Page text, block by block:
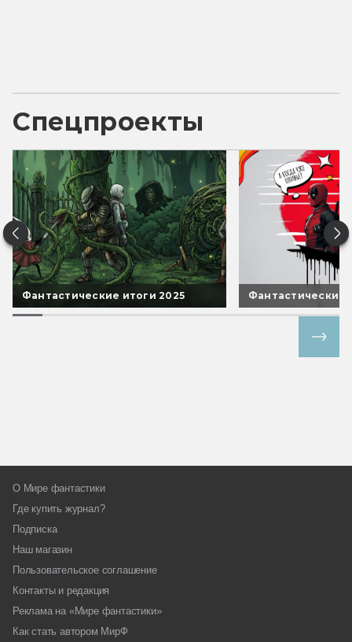
Спецпроекты
Фантастические итоги 2025 Фантастические
О Мире фантастики
Где купить журнал?
Подписка
Наш магазин
Пользовательское соглашение
Контакты и редакция
Реклама на «Мире фантастики»
Как стать автором МирФ